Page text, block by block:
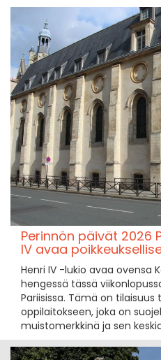
Perinnön päivät 2026
IV avaa
Henri IV -lukio avaa ovensa
hengessä tässä
Pariisissa. Tämä on
oppilaitokseen, joka on
muistomerkkinä ja sen